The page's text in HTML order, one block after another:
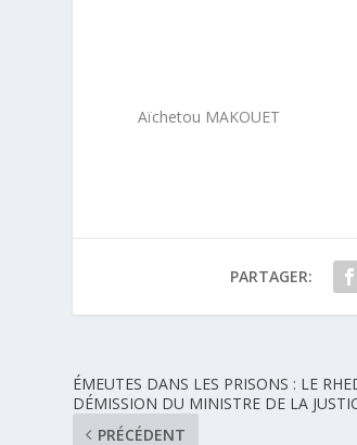
Aïchetou MAKOUET
PARTAGER:
ÉMEUTES DANS LES PRISONS : LE
DÉMISSION DU MINISTRE DE LA
PRÉCÉDENT